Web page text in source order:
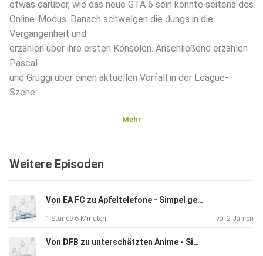
etwas darüber, wie das neue GTA 6 sein könnte seitens des
Online-Modus. Danach schwelgen die Jungs in die
Vergangenheit und
erzählen über ihre ersten Konsolen. Anschließend erzählen
Pascal
und Grüggi über einen aktuellen Vorfall in der League-
Szene.
Mehr
Weitere Episoden
Von EA FC zu Apfeltelefone - Simpel gesprochen #13
1 Stunde 6 Minuten vor 2 Jahren
Von DFB zu unterschätzten Anime - Simpel gesprochen #12